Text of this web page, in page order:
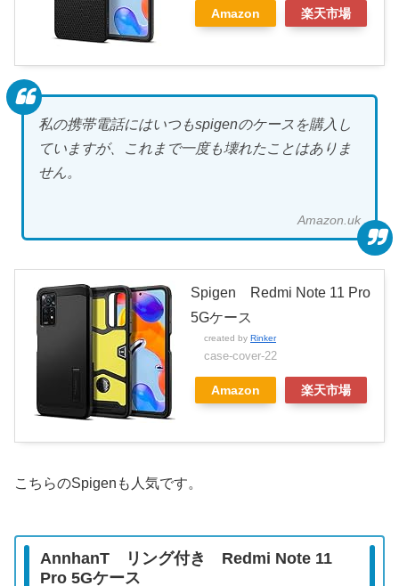
Amazon 楽天市場
私の携帯電話にはいつもspigenのケースを購入し
ていますが、これまで一度も壊れたことはありま
せん。
Amazon.uk
Spigen Redmi Note 11 Pro
5Gケース
created by Rinker
case-cover-22
Amazon 楽天市場
こちらのSpigenも人気です。
AnnhanT リング付き Redmi Note 11
Pro 5Gケース